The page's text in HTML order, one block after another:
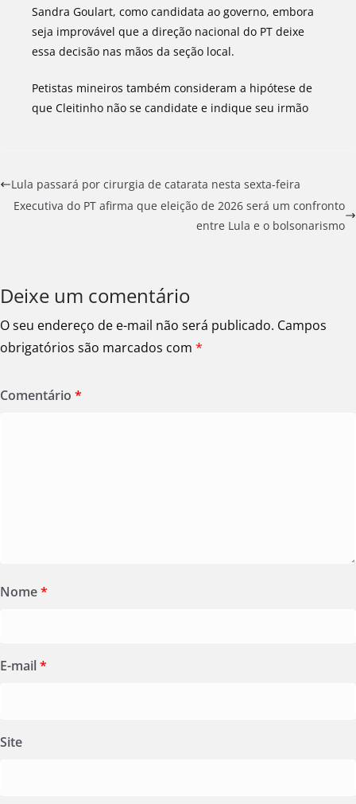
Sandra Goulart, como candidata ao governo, embora
seja improvável que a direção nacional do PT deixe
essa decisão nas mãos da seção local.
Petistas mineiros também consideram a hipótese de
que Cleitinho não se candidate e indique seu irmão
Lula passará por cirurgia de catarata nesta sexta-feira
Executiva do PT afirma que eleição de 2026 será um confronto
entre Lula e o bolsonarismo
Deixe um comentário
O seu endereço de e-mail não será publicado. Campos
obrigatórios são marcados com *
Comentário *
Nome*
E-mail*
Site